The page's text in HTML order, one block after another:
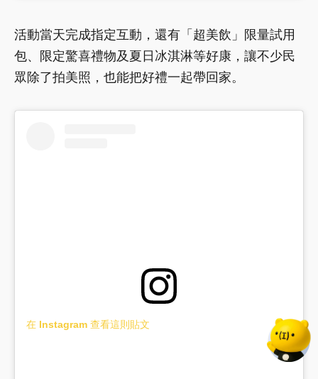
活動當天完成指定互動，還有「超美飲」限量試用
包、限定驚喜禮物及夏日冰淇淋等好康，讓不少民
眾除了拍美照，也能把好禮一起帶回家。
在 Instagram 查看這則貼文